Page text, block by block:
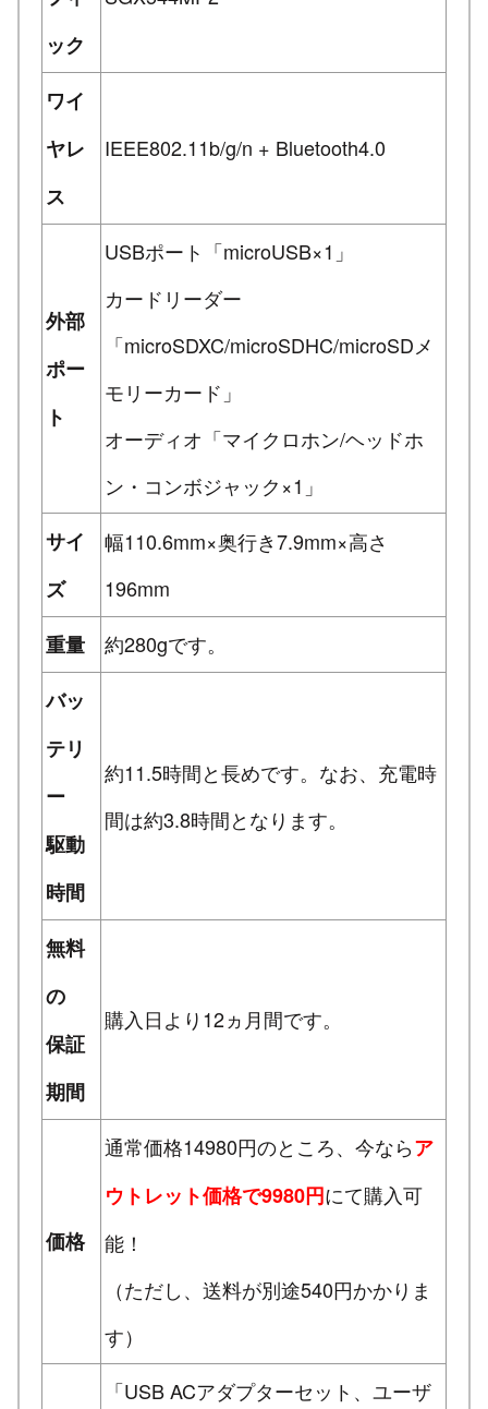
ック
ワイ
ヤレ
ス
IEEE802.11b/g/n + Bluetooth4.0
外部
ポー
ト
USBポート「microUSB×1」
カードリーダー
「microSDXC/microSDHC/microSDメ
モリーカード」
オーディオ「マイクロホン/ヘッドホ
ン・コンボジャック×1」
サイ
ズ
幅110.6mm×奥行き7.9mm×高さ
196mm
重量
約280gです。
バッ
テリ
ー
駆動
時間
約11.5時間と長めです。なお、充電時
間は約3.8時間となります。
無料
の
保証
期間
購入日より12ヵ月間です。
価格
通常価格14980円のところ、今ならア
ウトレット価格で9980円にて購入可
能！
（ただし、送料が別途540円かかりま
す）
「USB ACアダプターセット、ユーザ